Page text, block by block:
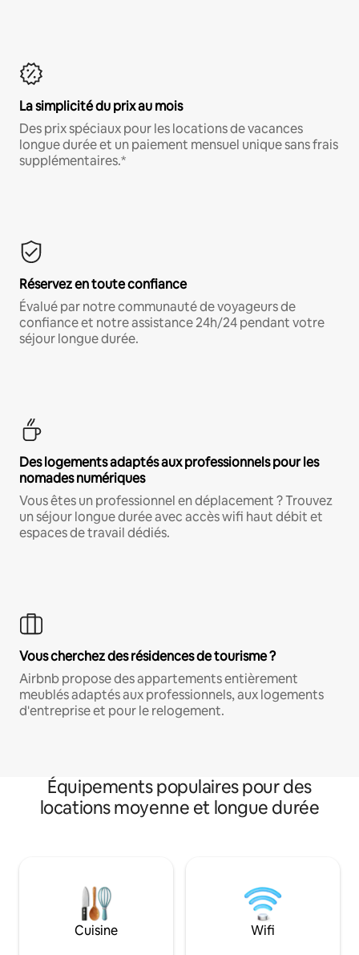
La simplicité du prix au mois
Des prix spéciaux pour les locations de vacances
longue durée et un paiement mensuel unique sans frais
supplémentaires.*
Réservez en toute confiance
Évalué par notre communauté de voyageurs de
confiance et notre assistance 24h/24 pendant votre
séjour longue durée.
Des logements adaptés aux professionnels pour les
nomades numériques
Vous êtes un professionnel en déplacement ? Trouvez
un séjour longue durée avec accès wifi haut débit et
espaces de travail dédiés.
Vous cherchez des résidences de tourisme ?
Airbnb propose des appartements entièrement
meublés adaptés aux professionnels, aux logements
d'entreprise et pour le relogement.
Équipements populaires pour des
locations moyenne et longue durée
Cuisine Wifi